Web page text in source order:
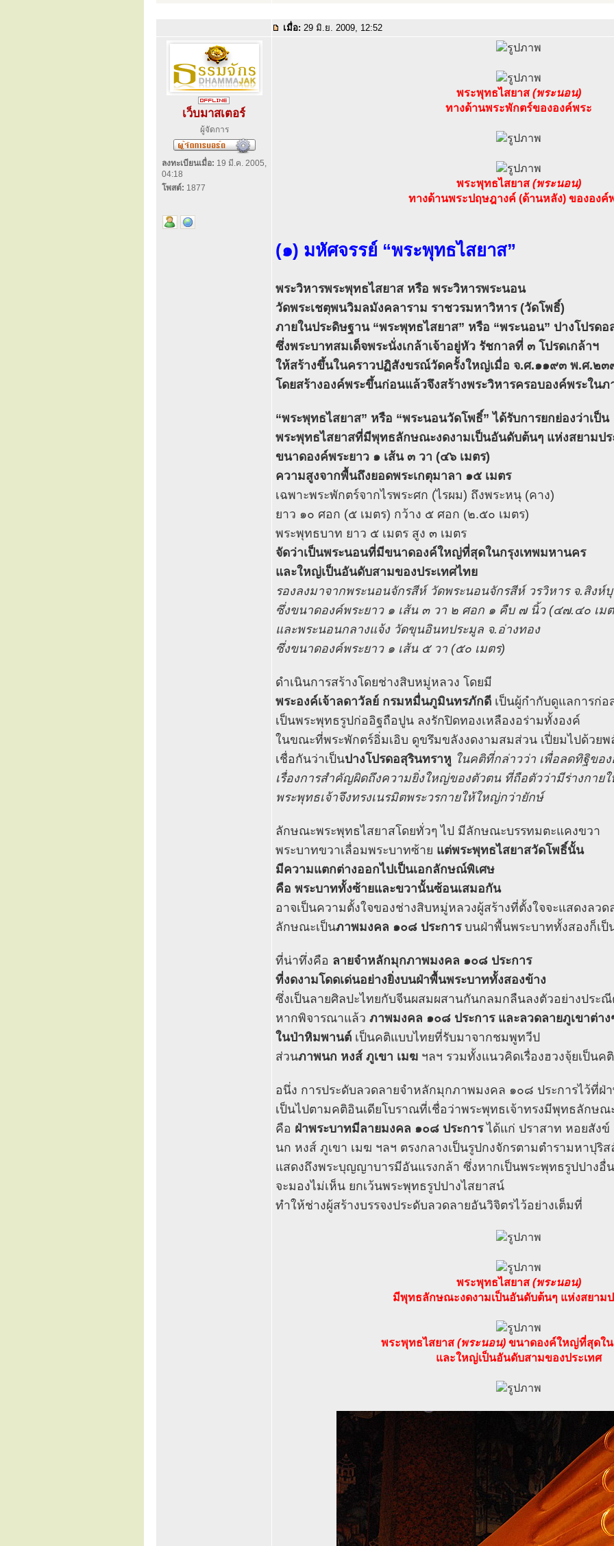
เมื่อ: 29 มิ.ย. 2009, 12:52
เว็บมาสเตอร์
ผู้จัดการ
ลงทะเบียนเมื่อ: 19 มี.ค. 2005,
04:18
โพสต์: 1877
พระพุทธไสยาส (พระนอน)
ทางด้านพระพักตร์ขององค์พระ
พระพุทธไสยาส (พระนอน)
ทางด้านพระปฤษฎางค์ (ด้านหลัง) ขององค์
(๑) มหัศจรรย์ “พระพุทธไสยาส”
พระวิหารพระพุทธไสยาส หรือ พระวิหารพระนอน
วัดพระเชตุพนวิมลมังคลาราม ราชวรมหาวิหาร (วัดโพธิ์)
ภายในประดิษฐาน “พระพุทธไสยาส” หรือ “พระนอน” ปางโปรดอ
ซึ่งพระบาทสมเด็จพระนั่งเกล้าเจ้าอยู่หัว รัชกาลที่ ๓ โปรดเกล้าฯ
ให้สร้างขึ้นในคราวปฏิสังขรณ์วัดครั้งใหญ่เมื่อ จ.ศ.๑๑๙๓ พ.ศ.๒
โดยสร้างองค์พระขึ้นก่อนแล้วจึงสร้างพระวิหารครอบองค์พระในภ
“พระพุทธไสยาส” หรือ “พระนอนวัดโพธิ์” ได้รับการยกย่องว่าเป็น
พระพุทธไสยาสที่มีพุทธลักษณะงดงามเป็นอันดับต้นๆ แห่งสยามปร
ขนาดองค์พระยาว ๑ เส้น ๓ วา (๔๖ เมตร)
ความสูงจากพื้นถึงยอดพระเกตุมาลา ๑๕ เมตร
เฉพาะพระพักตร์จากไรพระศก (ไรผม) ถึงพระหนุ (คาง)
ยาว ๑๐ ศอก (๕ เมตร) กว้าง ๕ ศอก (๒.๕๐ เมตร)
พระพุทธบาท ยาว ๕ เมตร สูง ๓ เมตร
จัดว่าเป็นพระนอนที่มีขนาดองค์ใหญ่ที่สุดในกรุงเทพมหานคร
และใหญ่เป็นอันดับสามของประเทศไทย
รองลงมาจากพระนอนจักรสีห์ วัดพระนอนจักรสีห์ วรวิหาร จ.สิงห์บุ
ซึ่งขนาดองค์พระยาว ๑ เส้น ๓ วา ๒ ศอก ๑ คืบ ๗ นิ้ว (๔๗.๔๐ เม
และพระนอนกลางแจ้ง วัดขุนอินทประมูล จ.อ่างทอง
ซึ่งขนาดองค์พระยาว ๑ เส้น ๕ วา (๕๐ เมตร)
ดำเนินการสร้างโดยช่างสิบหมู่หลวง โดยมี
พระองค์เจ้าลดาวัลย์ กรมหมื่นภูมินทรภักดี เป็นผู้กำกับดูแลการก่อ
เป็นพระพุทธรูปก่ออิฐถือปูน ลงรักปิดทองเหลืองอร่ามทั้งองค์
ในขณะที่พระพักตร์อิ่มเอิบ ดูขรึมขลังงดงามสมส่วน เปี่ยมไปด้วย
เชื่อกันว่าเป็นปางโปรดอสุรินทราหู ในคติที่กล่าวว่า เพื่อลดทิฐิขอ
เรื่องการสำคัญผิดถึงความยิ่งใหญ่ของตัวตน ที่ถือตัวว่ามีร่างกาย
พระพุทธเจ้าจึงทรงเนรมิตพระวรกายให้ใหญ่กว่ายักษ์
ลักษณะพระพุทธไสยาสโดยทั่วๆ ไป มีลักษณะบรรทมตะแคงขวา
พระบาทขวาเลื่อมพระบาทซ้าย แต่พระพุทธไสยาสวัดโพธิ์นั้น
มีความแตกต่างออกไปเป็นเอกลักษณ์พิเศษ
คือ พระบาททั้งซ้ายและขวานั้นซ้อนเสมอกัน
อาจเป็นความตั้งใจของช่างสิบหมู่หลวงผู้สร้างที่ตั้งใจจะแสดงลวด
ลักษณะเป็นภาพมงคล ๑๐๘ ประการบนฝ่าพื้นพระบาททั้งสองก็เป็
ที่น่าทึ่งคือ ลายจำหลักมุกภาพมงคล ๑๐๘ ประการ
ที่งดงามโดดเด่นอย่างยิ่งบนฝ่าพื้นพระบาททั้งสองข้าง
ซึ่งเป็นลายศิลปะไทยกับจีนผสมผสานกันกลมกลืนลงตัวอย่างประ
หากพิจารณาแล้ว ภาพมงคล ๑๐๘ ประการ และลวดลายภูเขาต่าง
ในป่าหิมพานต์ เป็นคติแบบไทยที่รับมาจากชมพูทวีป
ส่วนภาพนก หงส์ ภูเขา เมฆ ฯลฯ รวมทั้งแนวคิดเรื่องฮวงจุ้ยเป็นค
อนึ่ง การประดับลวดลายจำหลักมุกภาพมงคล ๑๐๘ ประการไว้ที่ฝ่
เป็นไปตามคติอินเดียโบราณที่เชื่อว่าพระพุทธเจ้าทรงมีพุทธลักษ
คือ ฝ่าพระบาทมีลายมงคล ๑๐๘ ประการได้แก่ ปราสาท หอยสังข์
นก หงส์ ภูเขา เมฆ ฯลฯ ตรงกลางเป็นรูปกงจักรตามตำรามหาปุริ
แสดงถึงพระบุญญาบารมีอันแรงกล้า ซึ่งหากเป็นพระพุทธรูปปางอื่
จะมองไม่เห็น ยกเว้นพระพุทธรูปปางไสยาสน์
ทำให้ช่างผู้สร้างบรรจงประดับลวดลายอันวิจิตรไว้อย่างเต็มที่
พระพุทธไสยาส (พระนอน)
มีพุทธลักษณะงดงามเป็นอันดับต้นๆ แห่งสยามป
พระพุทธไสยาส (พระนอน)ขนาดองค์ใหญ่ที่สุดใน
และใหญ่เป็นอันดับสามของประเทศ